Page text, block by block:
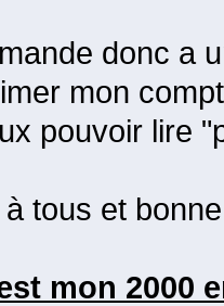
donc a
mon
pouvoir lire
tous et
mon 2000